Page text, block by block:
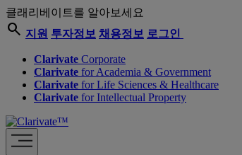
클래리베이트를 알아보세요
search 지원 투자정보 채용정보 로그인
Clarivate Corporate
Clarivate for Academia & Government
Clarivate for Life Sciences & Healthcare
Clarivate for Intellectual Property